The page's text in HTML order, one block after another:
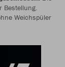
Bestellung.
Weichspüler